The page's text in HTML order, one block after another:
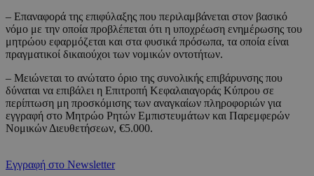
– Επαναφορά της επιφύλαξης που περιλαμβάνεται στον βασικό
νόμο με την οποία προβλέπεται ότι η υποχρέωση ενημέρωσης του
μητρώου εφαρμόζεται και στα φυσικά πρόσωπα, τα οποία είναι
πραγματικοί δικαιούχοι των νομικών οντοτήτων.
– Μειώνεται το ανώτατο όριο της συνολικής επιβάρυνσης που
δύναται να επιβάλει η Επιτροπή Κεφαλαιαγοράς Κύπρου σε
περίπτωση μη προσκόμισης των αναγκαίων πληροφοριών για
εγγραφή στο Μητρώο Ρητών Εμπιστευμάτων και Παρεμφερών
Νομικών Διευθετήσεων, €5.000.
Εγγραφή στο Newsletter